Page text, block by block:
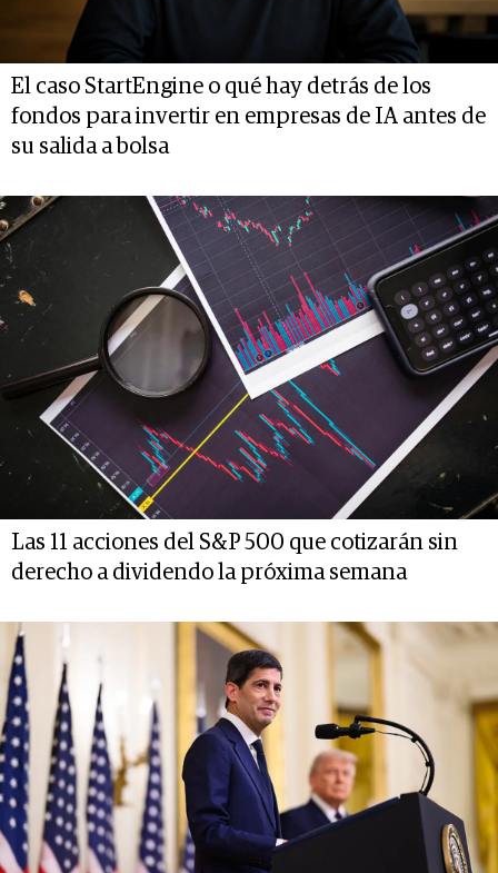
El caso StartEngine o qué hay detrás de los
fondos para invertir en empresas de IA antes de
su salida a bolsa
Las 11 acciones del S&P 500 que cotizarán sin
derecho a dividendo la próxima semana